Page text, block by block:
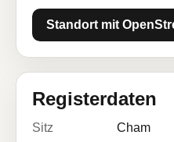
Standort mit
Registerdaten
Sitz
Cham